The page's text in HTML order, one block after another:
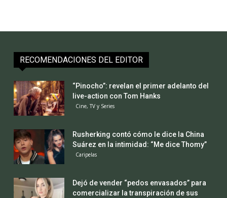
RECOMENDACIONES DEL EDITOR
“Pinocho”: revelan el primer adelanto del
live-action con Tom Hanks
Cine, TV y Series
Rusherking contó cómo le dice la China
Suárez en la intimidad: “Me dice Thomy”
Caripelas
Dejó de vender “pedos envasados” para
comercializar la transpiración de sus